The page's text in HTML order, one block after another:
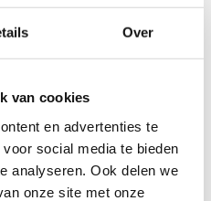
Over
van cookies
en advertenties te
social media te bieden
analyseren. Ook delen we
onze site met onze
op de pumptrack, waar
optimaal kunt